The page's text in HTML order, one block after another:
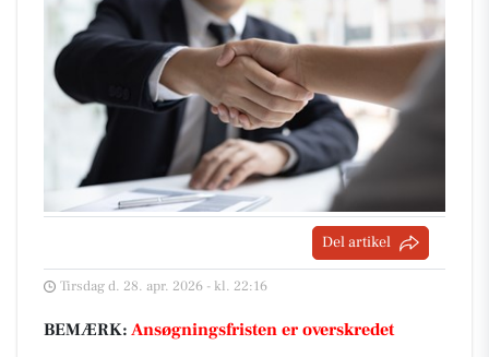
Del artikel
Tirsdag d. 28. apr. 2026 - kl. 22:16
BEMÆRK: Ansøgningsfristen er overskredet